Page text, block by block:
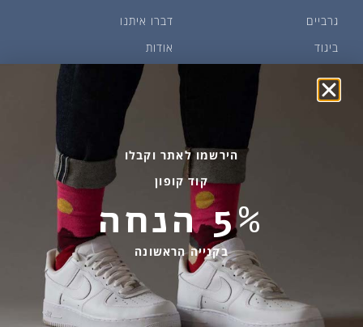
גרביים
ביגוד
פקעות ובצלים
דברו איתנו
אודות
איפה קונים?
הבלוג של יודפת
החלפות והחזרות
אספקה ומשלוחים
הצהרת נגישות
שירות לקוחות
בהודעות ווטסאפ בלבד
058-7477780
contact@yodfat.shop
ימים א׳-ה׳,9:00-13:00
הירשמו לאתר וקבלו
קוד קופון
5% הנחה
בקנייה הראשונה